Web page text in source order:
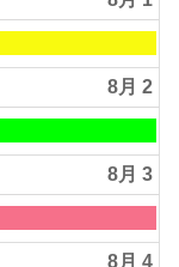
8月 2
8月 3
8月 4